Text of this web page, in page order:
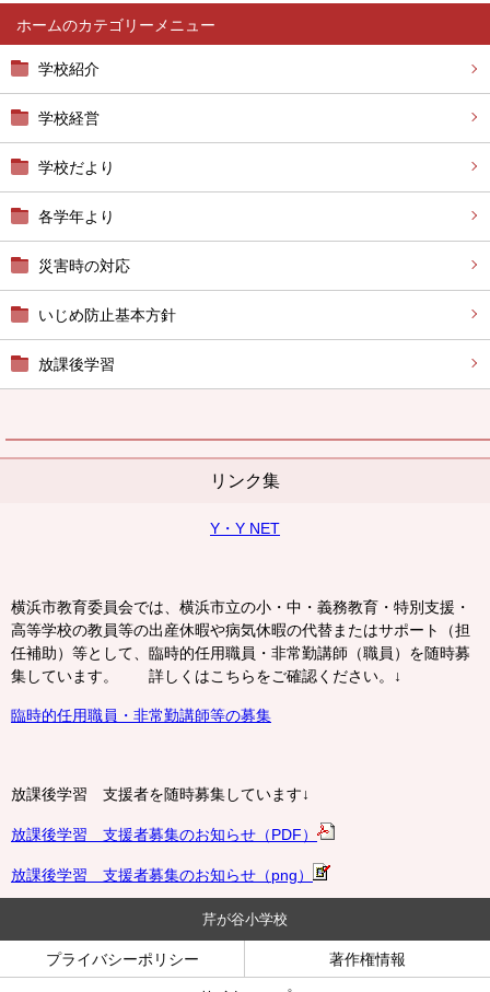
ホーム
学校紹介
学校経営
学校だより
各学年より
災害時の対応
いじめ防止基本方針
放課後学習
リンク集
Y・Y NET
横浜市教育委員会では、横浜市立の小・中・義務教育・特別支援・
高等学校の教員等の出産休暇や病気休暇の代替またはサポート（担
任補助）等として、臨時的任用職員・非常勤講師（職員）を随時募
集しています。 詳しくはこちらをご確認ください。↓
臨時的任用職員・非常勤講師等の募集
放課後学習 支援者を随時募集しています↓
放課後学習 支援者募集のお知らせ（PDF）
放課後学習 支援者募集のお知らせ（png）
芹が谷小学校
プライバシーポリシー 著作権情報